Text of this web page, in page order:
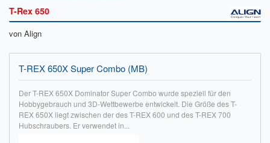
BL-Motor Finder
Schiffsschrauben Finder
Räder Finder
Luftschrauben Finder
Sendungsverfolgung DHL
T-Rex 650
von Align
T-REX 650X Super Combo (MB)
Der T-REX 650X Dominator Super Combo wurde speziell für den
Hobbygebrauch und 3D-Wettbewerbe entwickelt. Die Größe des T-
REX 650X liegt zwischen der des T-REX 600 und des T-REX 700
Hubschraubers. Er verwendet in...